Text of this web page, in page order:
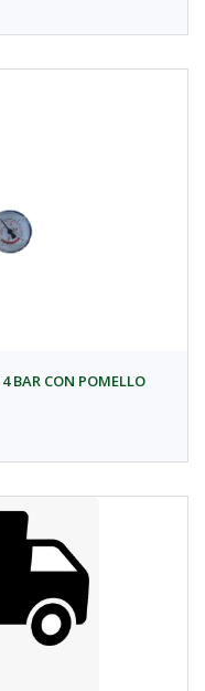
BAR CON POMELLO